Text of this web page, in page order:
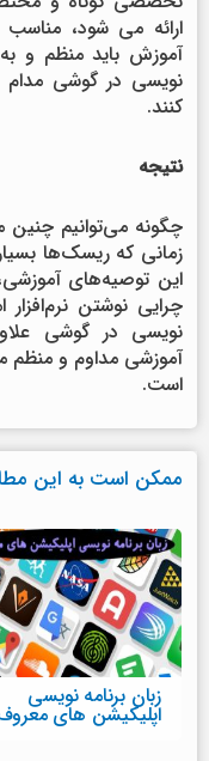
ارائه می شود،
آموزش باید منظم و به
نویسی در گوشی
کنند.
نتیجه
چگونه می‌توانیم چنین
زمانی که ریسک‌ها
این توصیه‌های
چرایی نوشتن
نویسی در گوشی
آموزشی مداوم و منظم
است.
ممکن است به این
زبان برنامه نویسی
اپلیکیشن های